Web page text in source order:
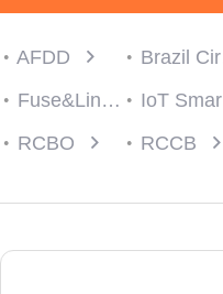
AFDD Brazil Circuit protection
Fuse&Link
IoT Smart Breaker
RCBO
RCCB